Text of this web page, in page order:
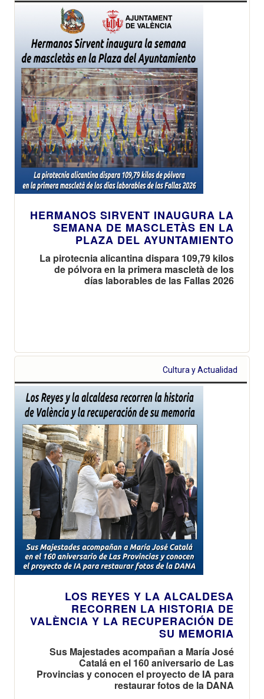
ayuntamientos
de Barcelona,
Madrid, Málaga,
San Sebastián,
Sevilla y
Zaragoza
HERMANOS SIRVENT INAUGURA LA
SEMANA DE MASCLETÀS EN LA
PLAZA DEL AYUNTAMIENTO
La pirotecnia alicantina dispara 109,79 kilos
de pólvora en la primera mascletà de los
días laborables de las Fallas 2026
Cultura y Actualidad
LOS REYES Y LA ALCALDESA
RECORREN LA HISTORIA DE
VALÈNCIA Y LA RECUPERACIÓN DE
SU MEMORIA
Sus Majestades acompañan a María José
Catalá en el 160 aniversario de Las
Provincias y conocen el proyecto de IA para
restaurar fotos de la DANA